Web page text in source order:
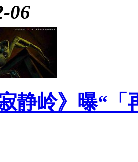
06
寂静岭》曝“